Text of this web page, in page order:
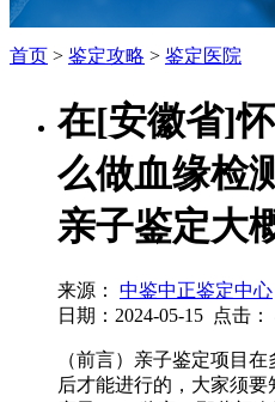
首页 > 鉴定攻略 > 鉴定医院
在[安徽省]
么做血缘检
亲子鉴定大
来源：
中鉴中正鉴定中心
日期：2024-05-15 点击：
（前言）亲子鉴定项目
后才能进行的，大家须